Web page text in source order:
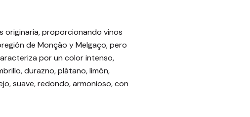
originaria, proporcionando vinos
de Monção y Melgaço, pero
por un color intenso,
durazno, plátano, limón,
suave, redondo, armonioso, con